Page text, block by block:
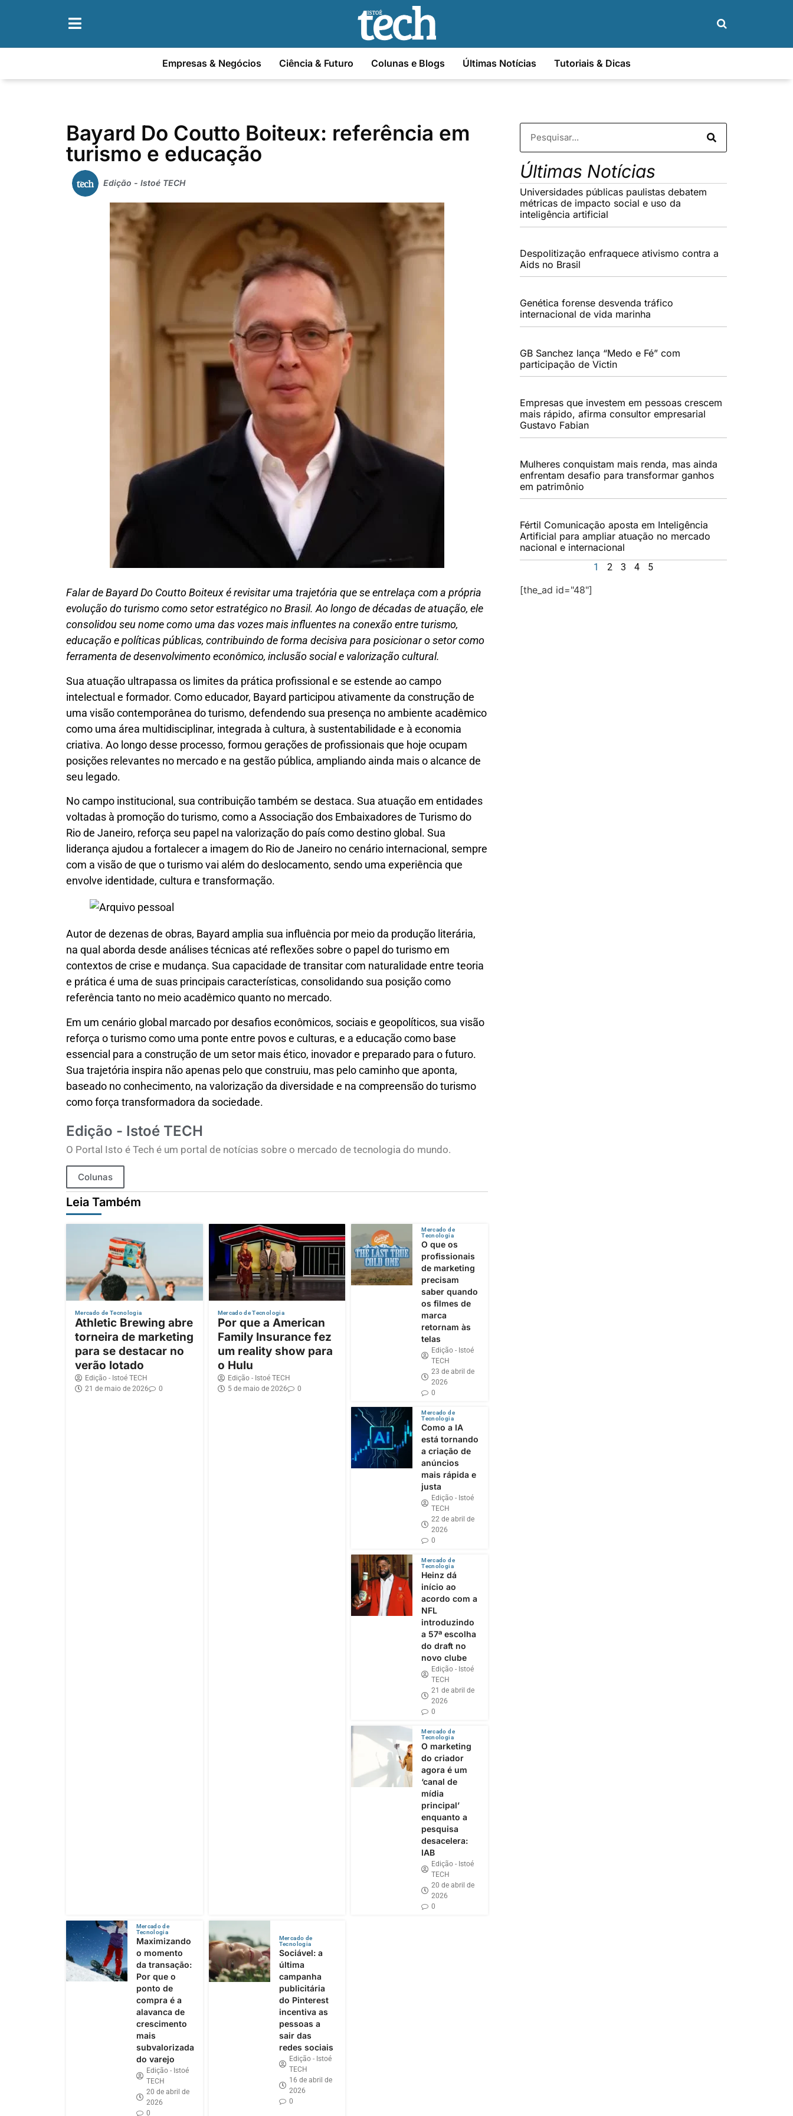
Empresas & Negócios Ciência & Futuro Colunas e Blogs Últimas Notícias Tutoriais & Dicas
Bayard Do Coutto Boiteux: referência em
turismo e educação
Edição - Istoé TECH
Falar de Bayard Do Coutto Boiteux é revisitar uma trajetória que se entrelaça com a própria
evolução do turismo como setor estratégico no Brasil. Ao longo de décadas de atuação, ele
consolidou seu nome como uma das vozes mais influentes na conexão entre turismo,
educação e políticas públicas, contribuindo de forma decisiva para posicionar o setor como
ferramenta de desenvolvimento econômico, inclusão social e valorização cultural.
Sua atuação ultrapassa os limites da prática profissional e se estende ao campo
intelectual e formador. Como educador, Bayard participou ativamente da construção de
uma visão contemporânea do turismo, defendendo sua presença no ambiente acadêmico
como uma área multidisciplinar, integrada à cultura, à sustentabilidade e à economia
criativa. Ao longo desse processo, formou gerações de profissionais que hoje ocupam
posições relevantes no mercado e na gestão pública, ampliando ainda mais o alcance de
seu legado.
No campo institucional, sua contribuição também se destaca. Sua atuação em entidades
voltadas à promoção do turismo, como a Associação dos Embaixadores de Turismo do
Rio de Janeiro, reforça seu papel na valorização do país como destino global. Sua
liderança ajudou a fortalecer a imagem do Rio de Janeiro no cenário internacional, sempre
com a visão de que o turismo vai além do deslocamento, sendo uma experiência que
envolve identidade, cultura e transformação.
Autor de dezenas de obras, Bayard amplia sua influência por meio da produção literária,
na qual aborda desde análises técnicas até reflexões sobre o papel do turismo em
contextos de crise e mudança. Sua capacidade de transitar com naturalidade entre teoria
e prática é uma de suas principais características, consolidando sua posição como
referência tanto no meio acadêmico quanto no mercado.
Em um cenário global marcado por desafios econômicos, sociais e geopolíticos, sua visão
reforça o turismo como uma ponte entre povos e culturas, e a educação como base
essencial para a construção de um setor mais ético, inovador e preparado para o futuro.
Sua trajetória inspira não apenas pelo que construiu, mas pelo caminho que aponta,
baseado no conhecimento, na valorização da diversidade e na compreensão do turismo
como força transformadora da sociedade.
Edição - Istoé TECH
O Portal Isto é Tech é um portal de notícias sobre o mercado de tecnologia do mundo.
Colunas
Leia Também
Mercado de Tecnologia
Athletic Brewing abre
torneira de marketing
para se destacar no
verão lotado
Edição - Istoé TECH
21 de maio de 2026
0
Mercado de Tecnologia
Por que a American
Family Insurance fez
um reality show para
o Hulu
Edição - Istoé TECH
5 de maio de 2026
0
Mercado de
Tecnologia
O que os
profissionais
de marketing
precisam
saber quando
os filmes de
marca
retornam às
telas
Edição - Istoé
TECH
23 de abril de
2026
0
Mercado de
Tecnologia
Como a IA
está tornando
a criação de
anúncios
mais rápida e
justa
Edição - Istoé
TECH
22 de abril de
2026
0
Mercado de
Tecnologia
Heinz dá
início ao
acordo com a
NFL
introduzindo
a 57ª escolha
do draft no
novo clube
Edição - Istoé
TECH
21 de abril de
2026
0
Mercado de
Tecnologia
O marketing
do criador
agora é um
‘canal de
mídia
principal’
enquanto a
pesquisa
desacelera:
IAB
Edição - Istoé
TECH
20 de abril de
2026
0
Mercado de
Tecnologia
Maximizando
o momento
da transação:
Por que o
ponto de
compra é a
alavanca de
crescimento
mais
subvalorizada
do varejo
Edição - Istoé
TECH
20 de abril de
2026
0
Mercado de
Tecnologia
Sociável: a
última
campanha
publicitária
do Pinterest
incentiva as
pessoas a
sair das
redes sociais
Edição - Istoé
TECH
16 de abril de
2026
0
Últimas Notícias
Universidades públicas paulistas debatem
métricas de impacto social e uso da
inteligência artificial
Despolitização enfraquece ativismo contra a
Aids no Brasil
Genética forense desvenda tráfico
internacional de vida marinha
GB Sanchez lança “Medo e Fé” com
participação de Victin
Empresas que investem em pessoas crescem
mais rápido, afirma consultor empresarial
Gustavo Fabian
Mulheres conquistam mais renda, mas ainda
enfrentam desafio para transformar ganhos
em patrimônio
Fértil Comunicação aposta em Inteligência
Artificial para ampliar atuação no mercado
nacional e internacional
1 2 3 4 5
[the_ad id="48"]